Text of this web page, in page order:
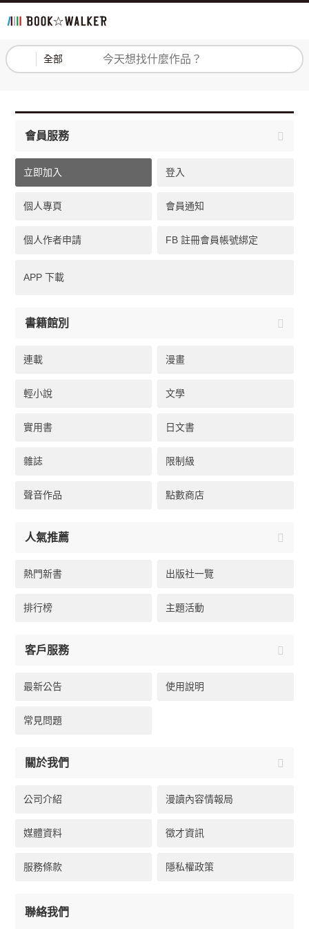
全部 登入 註冊
會員服務
立即加入 登入
個人專頁 會員通知
個人作者申請 FB 註冊會員帳號綁定
APP 下載
書籍館別
連載 漫畫
輕小說 文學
實用書 日文書
雜誌 限制級
聲音作品 點數商店
人氣推薦
熱門新書 出版社一覽
排行榜 主題活動
客戶服務
最新公告 使用說明
常見問題
關於我們
公司介紹 漫讀內容情報局
媒體資料 徵才資訊
服務條款 隱私權政策
聯絡我們